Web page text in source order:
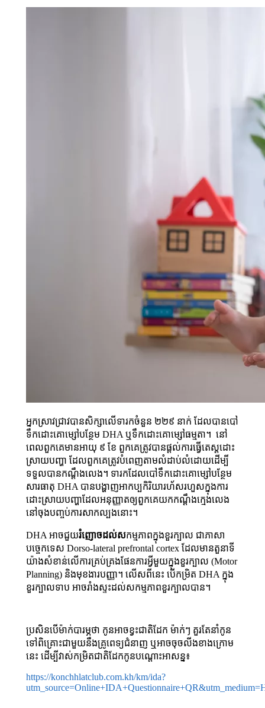
អ្នក​ស្រាវជ្រាវ​បាន​សិក្សា​លើ​ទារក​ចំនួន ២២៩ នាក់ ដែល​បាន​បៅ​
ទឹក​ដោះ​គោ​ម្សៅ​បន្ថែម DHA ឬ​ទឹក​ដោះ​គោ​ម្សៅធម្មតា​។ នៅ​
ពេល​ពួកគេ​មាន​អាយុ ៩ ខែ ពួកគេ​ត្រូវបាន​ផ្តល់​ការ​ធ្វើ​តេស្ត​ដោះ​
ស្រាយ​បញ្ហា ដែល​ពួក​គេ​ត្រូវ​បំពេញ​តាម​លំដាប់​លំដោយ​ដើម្បី
ទទួល​បាន​កណ្ដឹង​លេង។ ទារក​ដែល​បៅ​ទឹក​ដោះ​គោ​ម្សៅ​បន្ថែម​
សារធាតុ DHA បាន​បង្ហាញ​អាកប្បកិរិយា​រហ័ស​រហួស​ក្នុង​ការ​
ដោះ​ស្រាយ​បញ្ហា​ដែល​អនុញ្ញាត​ឲ្យពួកគេ​យក​កណ្ដឹងក្មេងលេង
នៅចុងបញ្ចប់ការសាកល្បងនោះ​។
DHA អាច​ជួយ​រំញោច​ដល់​សកម្មភាព​ក្នុង​ខួរ​ក្បាល ជា​ភាសា​
បច្ចេកទេស Dorso-lateral prefrontal cortex ដែល​មាន​តួនាទី​
យ៉ាង​សំខាន់​លើ​ការ​គ្រប់​គ្រង​ផែន​ការ​អ្វី​មួយ​ក្នុង​ខួរ​ក្បាល (Motor
Planning) និង​មុខ​ងារ​បញ្ញា។ លើស​ពី​នេះ បើ​កម្រិត DHA ក្នុង​
ខួរ​ក្បាល​ទាប អាច​រាំង​ស្ទះ​ដល់​សកម្ម​ភាព​ខួរ​ក្បាល​បាន។
ប្រសិនបើម៉ាក់បារម្ភថា កូនអាចខ្វះជាតិដែក ម៉ាក់​ៗ​ គួរ​តែ​នាំ​កូន​
ទៅ​ពិគ្រោះ​ជា​មួយនឹង​គ្រូពេទ្យ​ជំនាញ ឬអាចចុចលីងខាងក្រោម
នេះ ដើម្បីវាស់កម្រិតជាតិដែកកូនបណ្តោះអាសន្ន៖
https://konchhlatclub.com.kh/km/ida?